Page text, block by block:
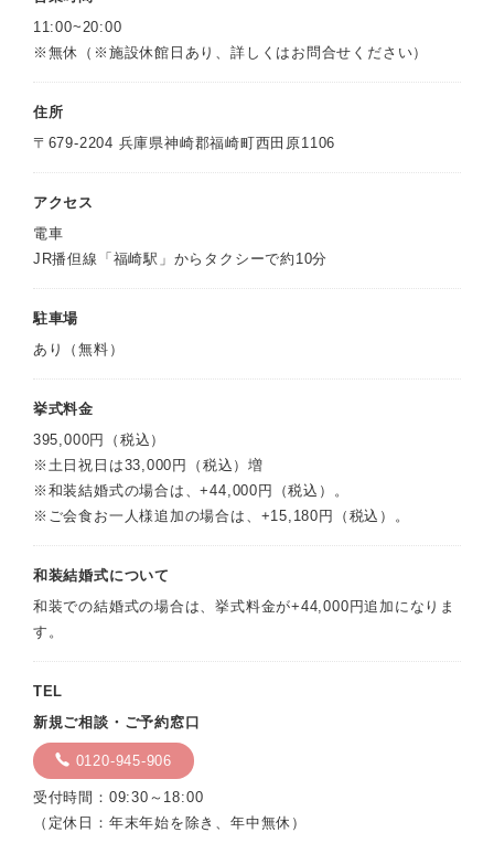
11:00~20:00
※無休（※施設休館日あり、詳しくはお問合せください）
住所
〒679-2204 兵庫県神崎郡福崎町西田原1106
アクセス
電車
JR播但線「福崎駅」からタクシーで約10分
駐車場
あり（無料）
挙式料金
395,000円（税込）
※土日祝日は33,000円（税込）増
※和装結婚式の場合は、+44,000円（税込）。
※ご会食お一人様追加の場合は、+15,180円（税込）。
和装結婚式について
和装での結婚式の場合は、挙式料金が+44,000円追加になりま
す。
TEL
新規ご相談・ご予約窓口
0120-945-906
受付時間：09:30～18:00
（定休日：年末年始を除き、年中無休）